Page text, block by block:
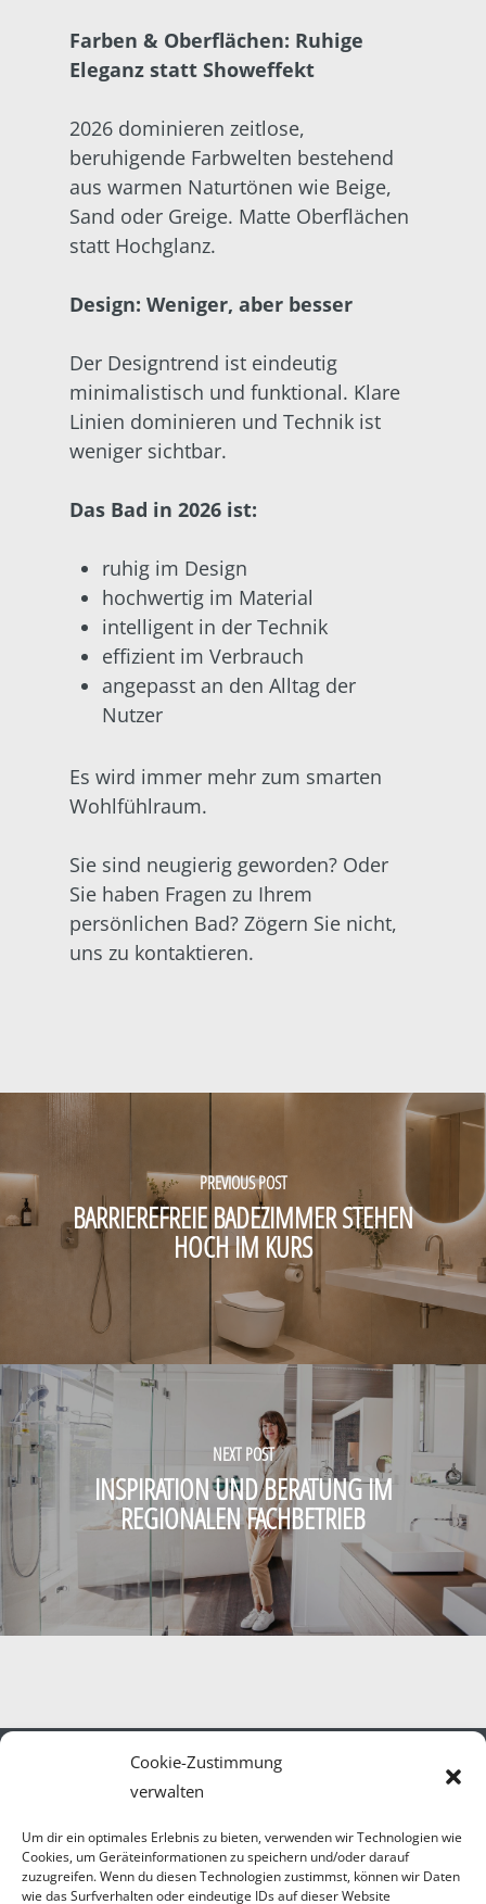
Cookie-Zustimmung
verwalten
Um dir ein optimales Erlebnis zu bieten, verwenden wir Technologien wie
Cookies, um Geräteinformationen zu speichern und/oder darauf
zuzugreifen. Wenn du diesen Technologien zustimmst, können wir Daten
wie das Surfverhalten oder eindeutige IDs auf dieser Website
Farben & Oberflächen: Ruhige
Eleganz statt Showeffekt
2026 dominieren zeitlose,
beruhigende Farbwelten bestehend
aus warmen Naturtönen wie Beige,
Sand oder Greige. Matte Oberflächen
statt Hochglanz.
Design: Weniger, aber besser
Der Designtrend ist eindeutig
minimalistisch und funktional. Klare
Linien dominieren und Technik ist
weniger sichtbar.
Das Bad in 2026 ist:
ruhig im Design
hochwertig im Material
intelligent in der Technik
effizient im Verbrauch
angepasst an den Alltag der
Nutzer
Es wird immer mehr zum smarten
Wohlfühlraum.
Sie sind neugierig geworden? Oder
Sie haben Fragen zu Ihrem
persönlichen Bad? Zögern Sie nicht,
uns zu kontaktieren.
PREVIOUS POST
BARRIEREFREIE BADEZIMMER STEHEN
HOCH IM KURS
NEXT POST
INSPIRATION UND BERATUNG IM
REGIONALEN FACHBETRIEB
Öffnungszeiten